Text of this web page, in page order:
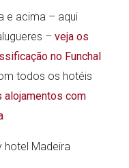
e acima – aqui
–veja os
no Funchal
todos os hotéis
alojamentos com